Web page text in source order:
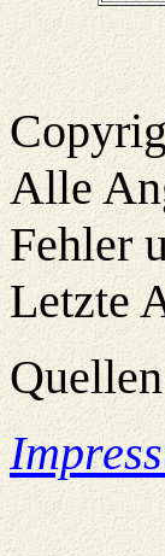
Alle
Fehler
Letzte